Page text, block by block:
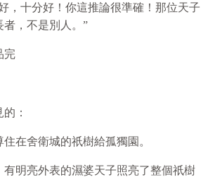
十分好！你這推論很準確！那位天子
，不是別人。”
：
舍衛城的祇樹給孤獨園。
明亮外表的濕婆天子照亮了整個祇樹